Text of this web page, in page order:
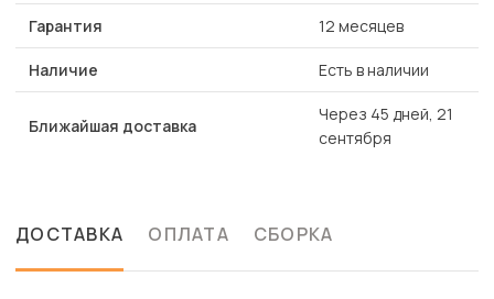
Гарантия 12 месяцев
Наличие Есть в наличии
Ближайшая доставка
Через 45 дней, 21
сентября
ДОСТАВКА ОПЛАТА СБОРКА